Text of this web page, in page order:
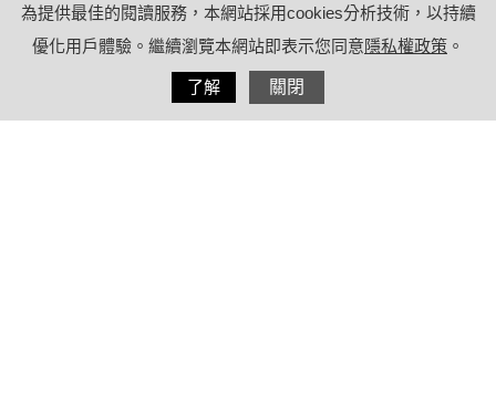
為提供最佳的閱讀服務，本網站採用cookies分析技術，以持續
優化用戶體驗。繼續瀏覽本網站即表示您同意隱私權政策 。
了解 關閉